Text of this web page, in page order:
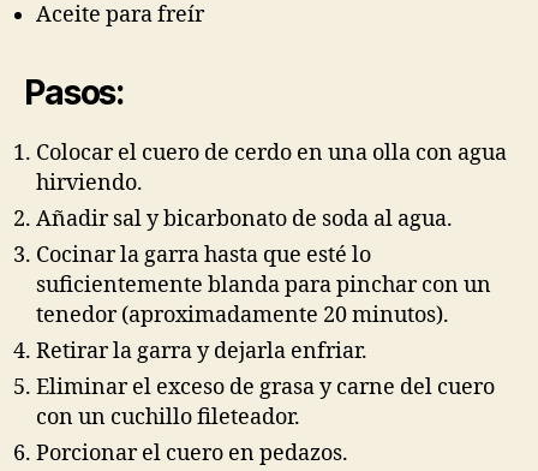
Aceite para freír
Pasos:
Colocar el cuero de cerdo en una olla con agua
hirviendo.
Añadir sal y bicarbonato de soda al agua.
Cocinar la garra hasta que esté lo
suficientemente blanda para pinchar con un
tenedor (aproximadamente 20 minutos).
Retirar la garra y dejarla enfriar.
Eliminar el exceso de grasa y carne del cuero
con un cuchillo fileteador.
Porcionar el cuero en pedazos.